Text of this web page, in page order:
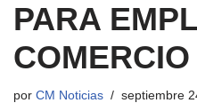
PARA
COMERCIO
por CM Noticias septiembre